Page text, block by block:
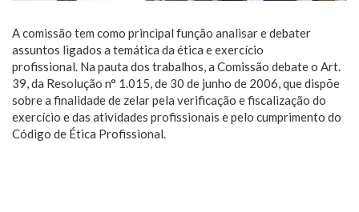
A comissão tem como principal função analisar e debater
assuntos ligados a temática da ética e exercício
profissional. Na pauta dos trabalhos, a Comissão debate o Art.
39, da Resolução n° 1.015, de 30 de junho de 2006, que dispõe
sobre a finalidade de zelar pela verificação e fiscalização do
exercício e das atividades profissionais e pelo cumprimento do
Código de Ética Profissional.